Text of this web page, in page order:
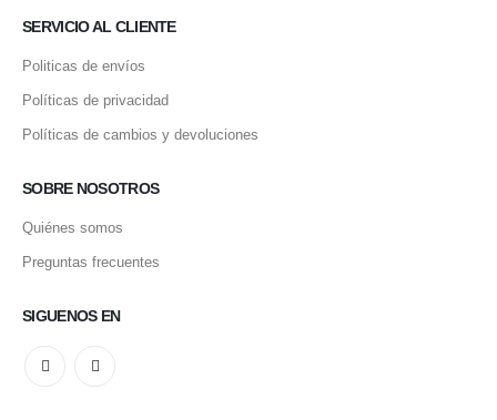
SERVICIO AL CLIENTE
Politicas de envíos
Políticas de privacidad
Políticas de cambios y devoluciones
SOBRE NOSOTROS
Quiénes somos
Preguntas frecuentes
SIGUENOS EN